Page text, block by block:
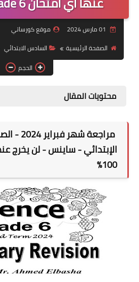
موقع كورساتي
الصفحة الرئيسية
السادس الابتدائي
الحجم
محتويات المقال
مراجعة
الإبتدائي - ساينس - لن يخرج
100%